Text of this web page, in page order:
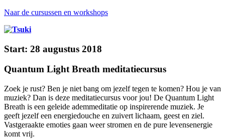
Naar de cursussen en workshops
Start: 28 augustus 2018
Quantum Light Breath meditatiecursus
Zoek je rust? Ben je niet bang om jezelf tegen te komen? Hou je van
muziek? Dan is deze meditatiecursus voor jou! De Quantum Light
Breath is een geleide ademmeditatie op inspirerende muziek. Je
geeft jezelf een energiedouche en zuivert lichaam, geest en ziel.
Vastgeraakte emoties gaan weer stromen en de pure levensenergie
komt vrij.